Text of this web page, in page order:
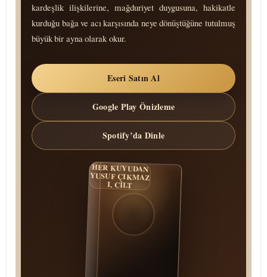
kardeşlik ilişkilerine, mağduriyet duygusuna, hakikatle
kurduğu bağa ve acı karşısında neye dönüş­tüğüne tutulmuş
büyük bir ayna olarak okur.
Eseri Satın Al
Google Play Önizleme
Spotify’da Dinle
HER KUYUDAN
YUSUF ÇIKMAZ
I. CİLT